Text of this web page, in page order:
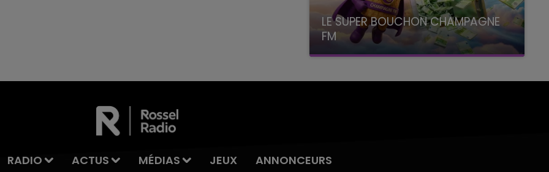
LE SUPER BOUCHON CHAMPAGNE
FM
avec La Famille Champagne FM, à 8H10
RADIO ACTUS MÉDIAS JEUX ANNONCEURS